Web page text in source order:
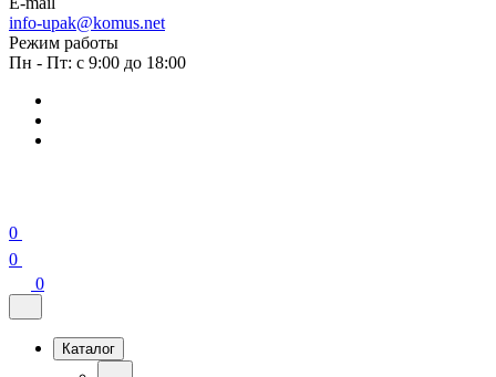
info-upak@komus.net
Режим работы
Пн - Пт: с 9:00 до 18:00
0
0
0
Каталог